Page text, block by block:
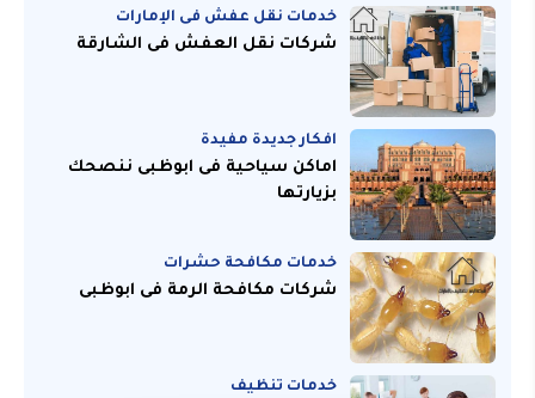
خدمات نقل عفش فى الإمارات
شركات نقل العفش فى الشارقة
افكار جديدة مفيدة
اماكن سياحية فى ابوظبى ننصحك
بزيارتها
خدمات مكافحة حشرات
شركات مكافحة الرمة فى ابوظبى
خدمات تنظيف